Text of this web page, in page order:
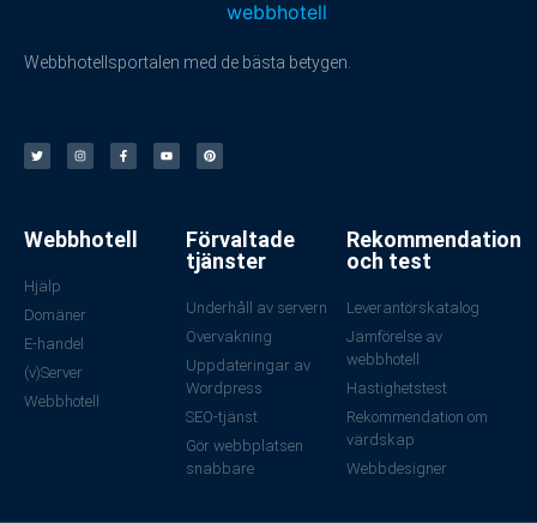
Webbhotellsportalen med de bästa betygen.
Webbhotell
Hjälp
Domäner
E-handel
(v)Server
Webbhotell
Förvaltade
tjänster
Underhåll av servern
Övervakning
Uppdateringar av
Wordpress
SEO-tjänst
Gör webbplatsen
snabbare
Rekommendation
och test
Leverantörskatalog
Jämförelse av
webbhotell
Hastighetstest
Rekommendation om
värdskap
Webbdesigner